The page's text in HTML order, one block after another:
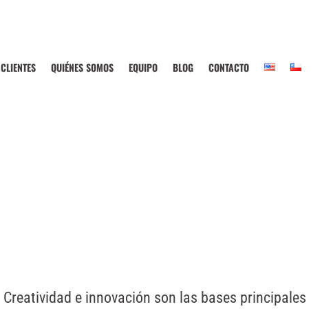
CLIENTES QUIÉNES SOMOS EQUIPO BLOG CONTACTO
Creatividad e innovación son las bases principales